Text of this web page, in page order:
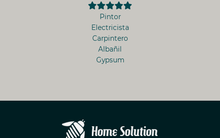
Pintor
Electricista
Carpintero
Albañil
Gypsum